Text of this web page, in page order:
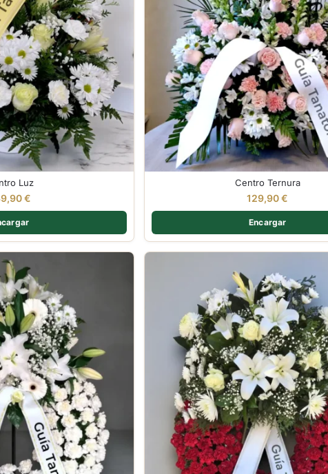
Luz
€
Centro Ternura
129,90€
Encargar